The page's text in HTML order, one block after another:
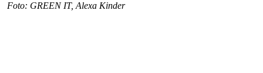
Foto: GREEN IT, Alexa Kinder